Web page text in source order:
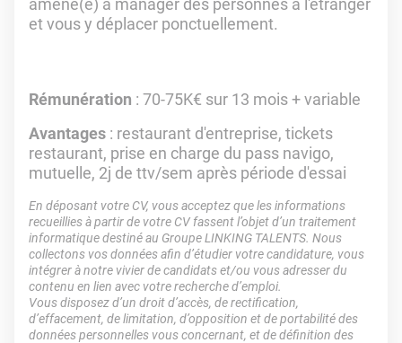
amené(e) à manager des personnes à l'étranger
et vous y déplacer ponctuellement.
Rémunération : 70-75K€ sur 13 mois + variable
Avantages : restaurant d'entreprise, tickets
restaurant, prise en charge du pass navigo,
mutuelle, 2j de ttv/sem après période d'essai
En déposant votre CV, vous acceptez que les informations
recueillies à partir de votre CV fassent l’objet d’un traitement
informatique destiné au Groupe LINKING TALENTS. Nous
collectons vos données afin d’étudier votre candidature, vous
intégrer à notre vivier de candidats et/ou vous adresser du
contenu en lien avec votre recherche d’emploi.
Vous disposez d’un droit d’accès, de rectification,
d’effacement, de limitation, d’opposition et de portabilité des
données personnelles vous concernant, et de définition des